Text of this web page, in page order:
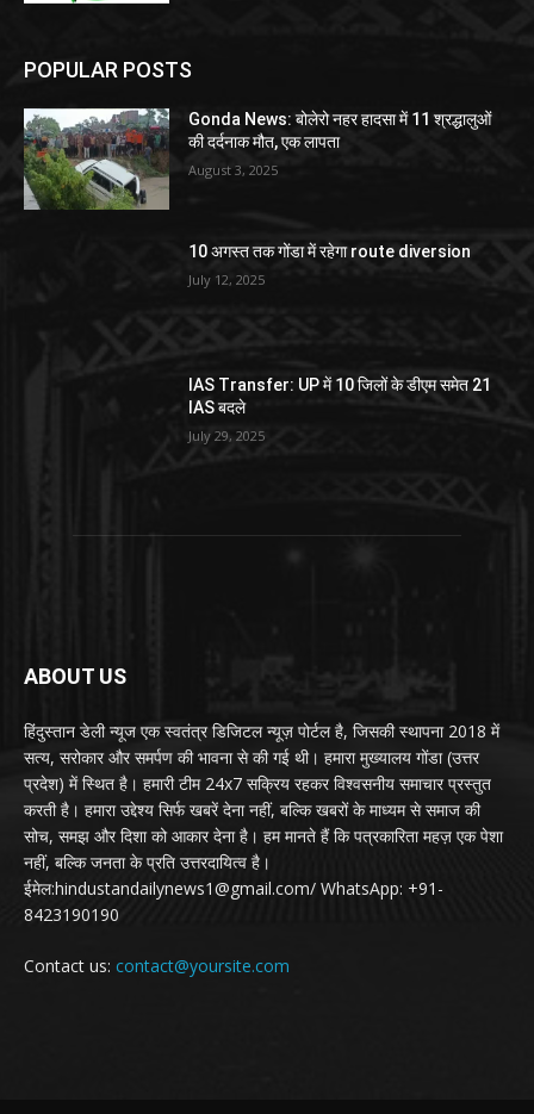
POPULAR POSTS
Gonda News: बोलेरो नहर हादसा में 11 श्रद्धालुओं
की दर्दनाक मौत, एक लापता
August 3, 2025
10 अगस्त तक गोंडा में रहेगा route diversion
July 12, 2025
IAS Transfer: UP में 10 जिलों के डीएम समेत 21
IAS बदले
July 29, 2025
ABOUT US
हिंदुस्तान डेली न्यूज एक स्वतंत्र डिजिटल न्यूज़ पोर्टल है, जिसकी स्थापना 2018 में
सत्य, सरोकार और समर्पण की भावना से की गई थी। हमारा मुख्यालय गोंडा (उत्तर
प्रदेश) में स्थित है। हमारी टीम 24x7 सक्रिय रहकर विश्वसनीय समाचार प्रस्तुत
करती है। हमारा उद्देश्य सिर्फ खबरें देना नहीं, बल्कि खबरों के माध्यम से समाज की
सोच, समझ और दिशा को आकार देना है। हम मानते हैं कि पत्रकारिता महज़ एक पेशा
नहीं, बल्कि जनता के प्रति उत्तरदायित्व है।
ईमेल:hindustandailynews1@gmail.com/ WhatsApp: +91-
8423190190
Contact us: contact@yoursite.com